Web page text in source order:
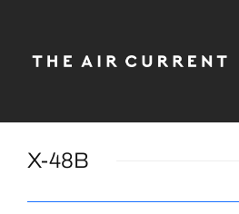
X-48B